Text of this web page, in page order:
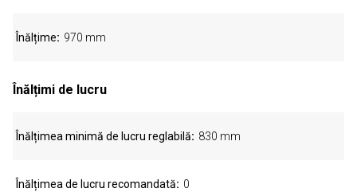
Înălțime 970 mm
Înălțimi de lucru
Înălțimea minimă de lucru reglabilă 830 mm
Înălțimea de lucru recomandată 0